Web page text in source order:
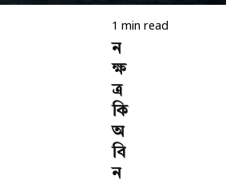
1 min read
ন
ক্ষ
ত্র
কি
অ
বি
ন